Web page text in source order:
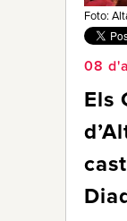
Foto:
08
Els